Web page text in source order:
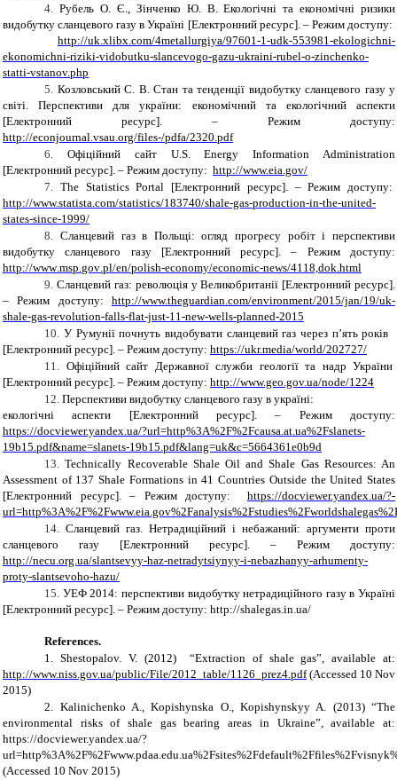
4. Рубель О. Є., Зінченко Ю.В. Екологічні та економічні ризики
видобутку сланцевого газу в Україні [Електронний ресурс]. – Режим доступу:
http://uk.xlibx.com/4metallurgiya/97601-1-udk-553981-ekologichni-
ekonomichni-riziki-vidobutku-slancevogo-gazu-ukraini-rubel-o-zinchenko-
statti-vstanov.php
5. Козловський С. В. Стан та тенденції видобутку сланцевого газу у
світі. Перспективи для україни: економічний та екологічний аспекти
[Електронний ресурс]. – Режим доступу:
http://econjournal.vsau.org/files-/pdfa/2320.pdf
6.
Офіційний сайт U.S. Energy Information Administration
[Електронний ресурс]. – Режим доступу: http://www.eia.gov/
7. The Statistics Portal [Електронний ресурс]. – Режим доступу:
http://www.statista.com/statistics/183740/shale-gas-production-in-the-united-
states-since-1999/
8. Сланцевий газ в Польщі: огляд прогресу робіт і перспективи
видобутку сланцевого газу [Електронний ресурс]. – Режим доступу:
http://www.msp.gov.pl/en/polish-economy/economic-news/4118,dok.html
9. Сланцевий газ: революція у Великобританії [Електронний ресурс].
– Режим доступу: http://www.theguardian.com/environment/2015/jan/19/uk-
shale-gas-revolution-falls-flat-just-11-new-wells-planned-2015
10. У Румунії почнуть видобувати сланцевий газ через п’ять років
[Електронний ресурс]. – Режим доступу: https://ukr.media/world/202727/
11. Офіційний сайт Державної служби геології та надр України
[Електронний ресурс]. – Режим доступу: http://www.geo.gov.ua/node/1224
12. Перспективи видобутку сланцевого газу в україні:
екологічні аспекти [Електронний ресурс]. – Режим доступу:
https://docviewer.yandex.ua/?url=http%3A%2F%2Fcausa.at.ua%2Fslanets-
19b15.pdf&name=slanets-19b15.pdf&lang=uk&c=5664361e0b9d
13. Technically Recoverable Shale Oil and Shale Gas Resources: An
Assessment of 137 Shale Formations in 41 Countries Outside the United States
[Електронний ресурс]. – Режим доступу: https://docviewer.yandex.ua/?-
14. Сланцевий газ. Нетрадиційний і небажаний: аргументи проти
сланцевого газу [Електронний ресурс]. – Режим доступу:
http://necu.org.ua/slantsevyy-haz-netradytsiynyy-i-nebazhanyy-arhumenty-
proty-slantsevoho-hazu/
15. УЕФ 2014: перспективи видобутку нетрадиційного газу в Україні
[Електронний ресурс]. – Режим доступу: http://shalegas.in.ua/
References.
1. Shestopalov. V. (2012)“Extraction of shale gas”,available at:
http://www.niss.gov.ua/public/File/2012_table/1126_prez4.pdf (Accessed 10 Nov
2015)
2. Kalinichenko A., Kopishynska O., Kopishynskyy A. (2013) “The
environmental risks of shale gas bearing areas in Ukraine”,available at:
https://docviewer.yandex.ua/?
(Accessed 10 Nov 2015)